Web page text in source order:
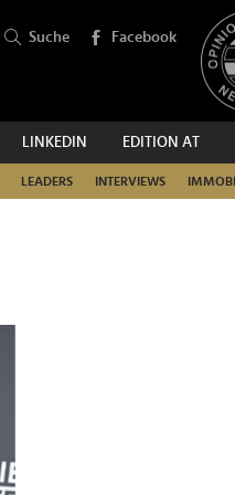
Suche Facebook
LINKEDIN EDITION AT
LEADERS INTERVIEWS
SUCHEN